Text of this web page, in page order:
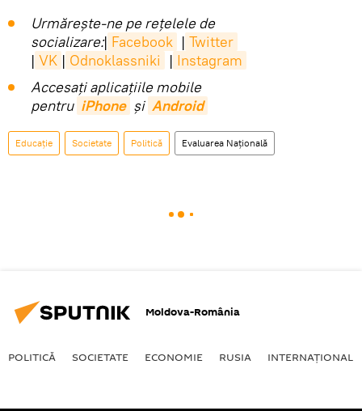
Urmărește-ne pe rețelele de
socializare:| Facebook | Twitter
| VK | Odnoklassniki | Instagram
Accesaţi aplicaţiile mobile
pentru iPhone și Android
Educație Societate Politică Evaluarea Naţională
Moldova-România
POLITICĂ SOCIETATE ECONOMIE RUSIA INTERNAŢIONAL